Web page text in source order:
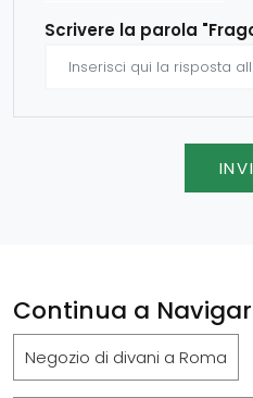
Scrivere la parola
Continua a
Negozio di divani a Roma